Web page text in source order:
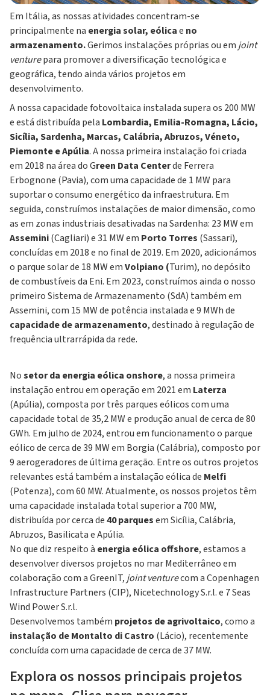
Em Itália, as nossas atividades concentram-se
principalmente na energia solar, eólicae no
armazenamento.Gerimos instalações próprias ou em joint
venturepara promover a diversificação tecnológica e
geográfica, tendo ainda vários projetos em
desenvolvimento.
A nossa capacidade fotovoltaica instalada supera os 200 MW
e está distribuída pela Lombardia, Emilia-Romagna, Lácio,
Sicília, Sardenha, Marcas, Calábria, Abruzos, Véneto,
Piemonte e Apúlia. A nossa primeira instalação foi criada
em 2018 na área do Green Data Centerde Ferrera
Erbognone (Pavia), com uma capacidade de 1 MW para
suportar o consumo energético da infraestrutura. Em
seguida, construímos instalações de maior dimensão, como
as em zonas industriais desativadas na Sardenha: 23 MW em
Assemini(Cagliari) e 31 MW em Porto Torres (Sassari),
concluídas em 2018 e no final de 2019. Em 2020, adicionámos
o parque solar de 18 MW emVolpiano (Turim), no depósito
de combustíveis da Eni. Em 2023, construímos ainda o nosso
primeiro Sistema de Armazenamento (SdA) também em
Assemini, com 15 MW de potência instalada e 9 MWh de
capacidade de armazenamento, destinado à regulação de
frequência ultrarrápida da rede.
Nosetor da energia eólica onshore, a nossa primeira
instalação entrou em operação em 2021 em Laterza
(Apúlia), composta por três parques eólicos com uma
capacidade total de 35,2 MW e produção anual de cerca de 80
GWh. Em julho de 2024, entrou em funcionamento o parque
eólico de cerca de 39 MW em Borgia (Calábria), composto por
9 aerogeradores de última geração. Entre os outros projetos
relevantes está também a instalação eólica de Melfi
(Potenza), com 60 MW. Atualmente, os nossos projetos têm
uma capacidade instalada total superior a 700 MW,
distribuída por cerca de40 parquesem Sicília, Calábria,
Abruzos, Basilicata e Apúlia.
No que diz respeito à energia eólica offshore, estamos a
desenvolver diversos projetos no mar Mediterrâneo em
colaboração com a GreenIT, joint venturecom a Copenhagen
Infrastructure Partners (CIP), Nicetechnology S.r.l. e 7 Seas
Wind Power S.r.l.
Desenvolvemos também projetos de agrivoltaico, como a
instalação de Montalto di Castro (Lácio), recentemente
concluída com uma capacidade de cerca de 37 MW.
Explora os nossos principais projetos